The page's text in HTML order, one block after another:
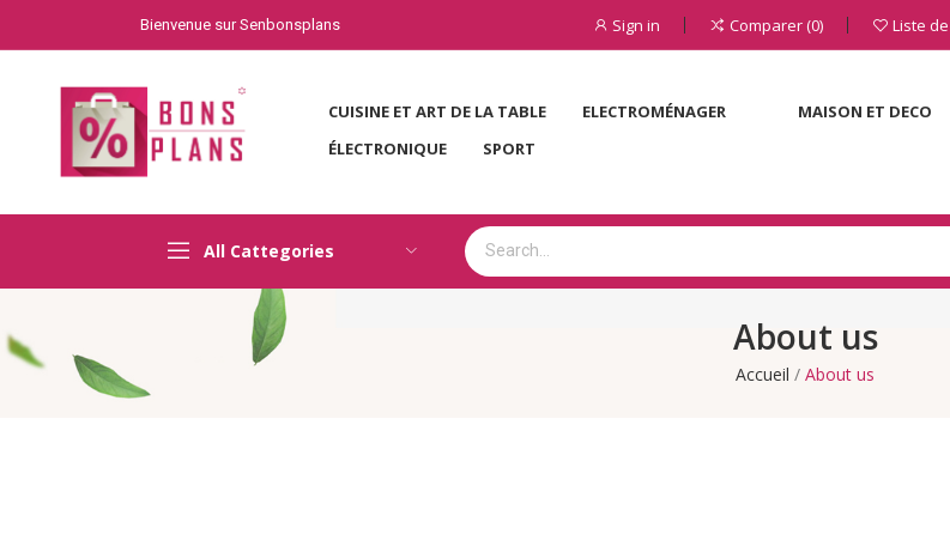
Bienvenue sur Senbonsplans Sign in Comparer 0 Liste
CUISINE ET ART DE LA TABLE ELECTROMÉNAGER MAISON ET DECO
ÉLECTRONIQUE
SPORT
All Cattegories
About us
Accueil About us